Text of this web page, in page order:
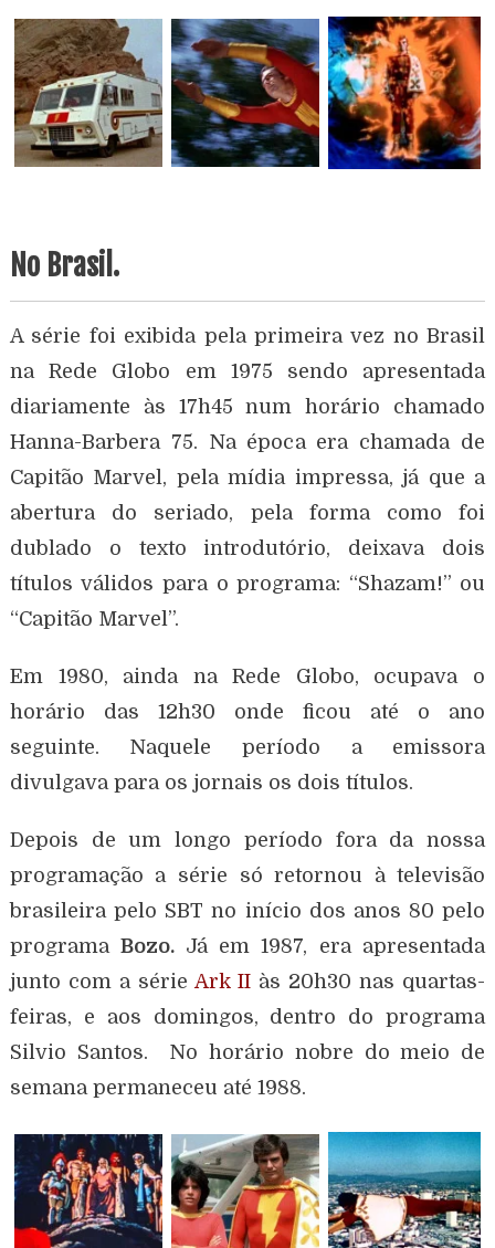
No Brasil.
A série foi exibida pela primeira vez no Brasil
na Rede Globo em 1975 sendo apresentada
diariamente às 17h45 num horário chamado
Hanna-Barbera 75. Na época era chamada de
Capitão Marvel, pela mídia impressa, já que a
abertura do seriado, pela forma como foi
dublado o texto introdutório, deixava dois
títulos válidos para o programa: “Shazam!” ou
“Capitão Marvel”.
Em 1980, ainda na Rede Globo, ocupava o
horário das 12h30 onde ficou até o ano
seguinte. Naquele período a emissora
divulgava para os jornais os dois títulos.
Depois de um longo período fora da nossa
programação a série só retornou à televisão
brasileira pelo SBT no início dos anos 80 pelo
programaBozo. Já em 1987, era apresentada
junto com a série Ark II às 20h30 nas quartas-
feiras, e aos domingos, dentro do programa
Silvio Santos. No horário nobre do meio de
semana permaneceu até 1988.